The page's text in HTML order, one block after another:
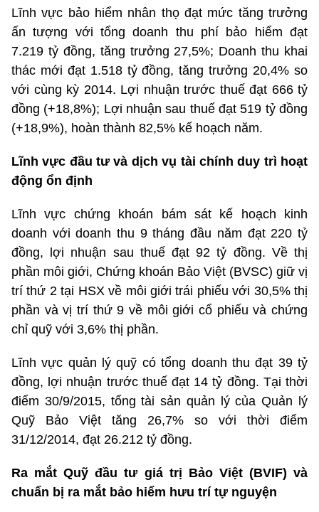
Lĩnh vực bảo hiểm nhân thọ đạt mức tăng trưởng
ấn tượng với tổng doanh thu phí bảo hiểm đạt
7.219 tỷ đồng, tăng trưởng 27,5%; Doanh thu khai
thác mới đạt 1.518 tỷ đồng, tăng trưởng 20,4% so
với cùng kỳ 2014. Lợi nhuận trước thuế đạt 666 tỷ
đồng (+18,8%); Lợi nhuận sau thuế đạt 519 tỷ đồng
(+18,9%), hoàn thành 82,5% kế hoạch năm.
Lĩnh vực đầu tư và dịch vụ tài chính duy trì hoạt
động ổn định
Lĩnh vực chứng khoán bám sát kế hoạch kinh
doanh với doanh thu 9 tháng đầu năm đạt 220 tỷ
đồng, lợi nhuận sau thuế đạt 92 tỷ đồng. Về thị
phần môi giới, Chứng khoán Bảo Việt (BVSC) giữ vị
trí thứ 2 tại HSX về môi giới trái phiếu với 30,5% thị
phần và vị trí thứ 9 về môi giới cổ phiếu và chứng
chỉ quỹ với 3,6% thị phần.
Lĩnh vực quản lý quỹ có tổng doanh thu đạt 39 tỷ
đồng, lợi nhuận trước thuế đạt 14 tỷ đồng. Tại thời
điểm 30/9/2015, tổng tài sản quản lý của Quản lý
Quỹ Bảo Việt tăng 26,7% so với thời điểm
31/12/2014, đạt 26.212 tỷ đồng.
Ra mắt Quỹ đầu tư giá trị Bảo Việt (BVIF) và
chuẩn bị ra mắt bảo hiểm hưu trí tự nguyện